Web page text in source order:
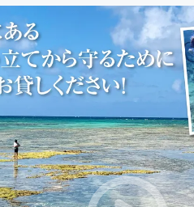
真 音楽
・ガジェット ゲ
書籍
起業 チャ